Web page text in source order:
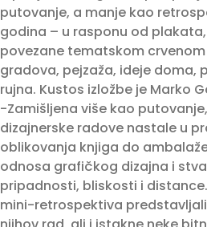
putovanje, a manje kao
godina – u rasponu od
povezane tematskom
gradova, pejzaža, ideje doma,
rujna. Kustos izložbe je Marko
-Zamišljena više kao
dizajnerske radove nastale u
oblikovanja knjiga do
odnosa grafičkog dizajna i
pripadnosti, bliskosti i
mini-retrospektiva